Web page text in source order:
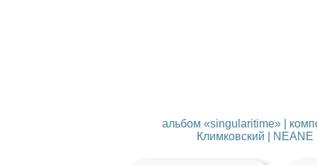
альбом «singularitime» |
Климковский | NEANE